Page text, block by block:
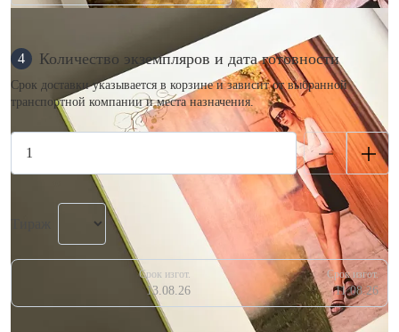
4 Количество экземпляров и дата готовности
Срок доставки указывается в корзине и зависит от выбранной
транспортной компании и места назначения.
Срок изгот.
13.08.26
Срок изгот.
11.08.26